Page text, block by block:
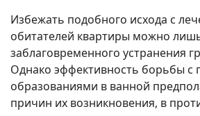
Избежать подобного исхода с
обитателей квартиры можно
заблаговременного устранения
Однако эффективность борьбы с
образованиями в ванной
причин их возникновения, в